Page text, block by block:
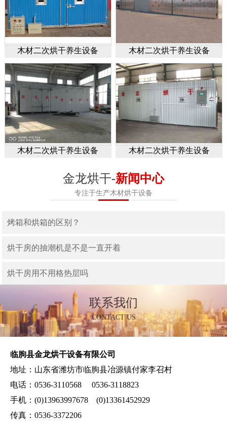
木材二次烘干养生设备 木材二次烘干养生设备
木材二次烘干养生设备 木材二次烘干养生设备
金龙烘干-新闻中心
专注于生产木材烘干设备
烤箱和烘箱的区别？
烘干房的抽潮机是不是一直开着
烘干房用不用格热层吗
联系我们
CONTACT US
临朐县金龙烘干设备有限公司
地址：山东省潍坊市临朐县冶源镇付家李召村
电话：0536-3110568 0536-3118823
手机：(0)13963997678 (0)13361452929
传真：0536-3372206